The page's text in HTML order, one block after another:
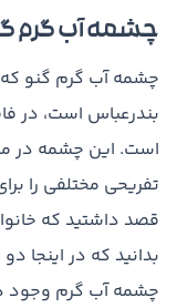
چشمه آب گرم
چشمه آب گرم گنو که
است. این چشمه در
تفریحی مختلفی را
قصد داشتید که
بدانید که در اینجا
چشمه آب گرم وجود